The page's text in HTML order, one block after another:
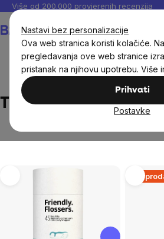
Nastavi bez personalizacije
Ova web stranica koristi kolačiće.
pregledavanja ove web stranice
pristanak na njihovu upotrebu. Više
Prihvati
Postavke
Preskoči
sadržaj
Više od 200.000 provjerenih recenzija
The Natural Family Co.
The Natural Family
products